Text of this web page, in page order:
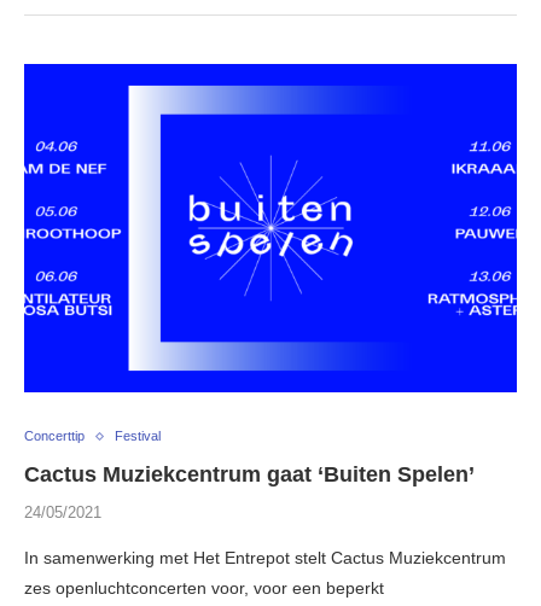
Concerttip Festival
Cactus Muziekcentrum gaat ‘Buiten Spelen’
24/05/2021
In samenwerking met Het Entrepot stelt Cactus Muziekcentrum
zes openluchtconcerten voor, voor een beperkt